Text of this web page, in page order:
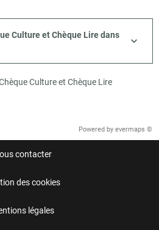
Culture et Chèque Lire dans
Culture et Chèque Lire
Powered by evermaps ©
contacter
des cookies
légales